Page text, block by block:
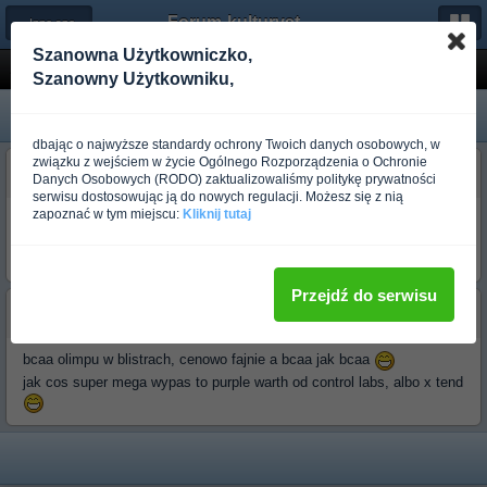
← Inne sporty Forum-kulturystyka.pl
Aminokwasy
budo_bionson
Ponad rok temu
Chcialbym zakupic aminokwasy rozgalezione mogl by mi ktos polecic
bcaa olimpu w blistrach, cenowo fajnie a bcaa jak bcaa
jak cos super mega wypas to purple warth od control labs, albo x tend
Szanowna Użytkowniczko,
Szanowny Użytkowniku,
dbając o najwyższe standardy ochrony Twoich danych osobowych, w
związku z wejściem w życie Ogólnego Rozporządzenia o Ochronie
Danych Osobowych (RODO) zaktualizowaliśmy politykę prywatności
serwisu dostosowując ją do nowych regulacji. Możesz się z nią
zapoznać w tym miejscu: Kliknij tutaj
Przejdź do serwisu